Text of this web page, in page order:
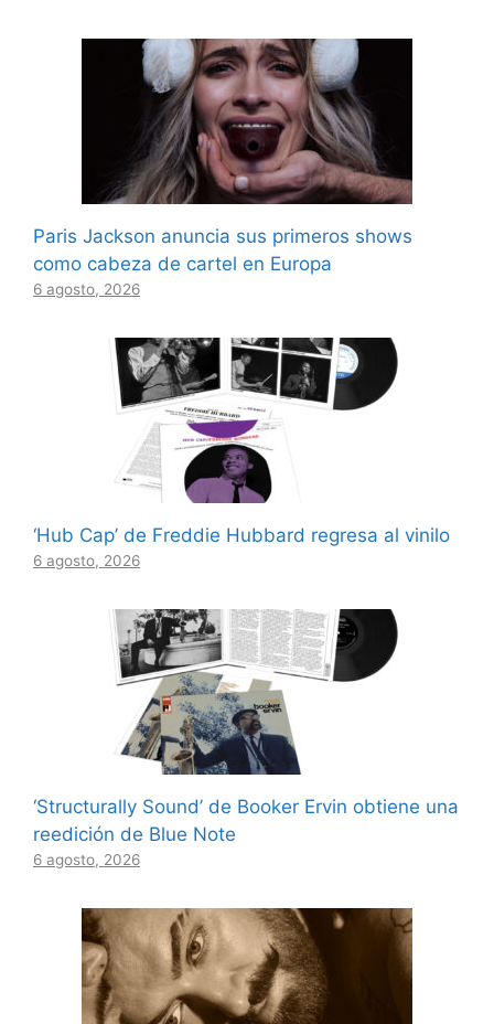
Paris Jackson anuncia sus primeros shows
como cabeza de cartel en Europa
6 agosto, 2026
‘Hub Cap’ de Freddie Hubbard regresa al vinilo
6 agosto, 2026
‘Structurally Sound’ de Booker Ervin obtiene una
reedición de Blue Note
6 agosto, 2026